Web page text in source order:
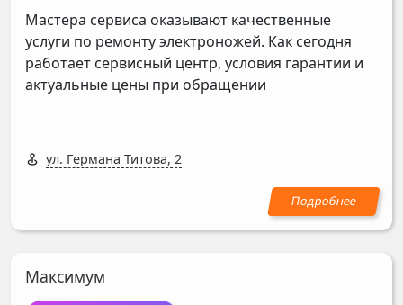
Мастера сервиса оказывают качественные
услуги по ремонту электроножей. Как сегодня
работает сервисный центр, условия гарантии и
актуальные цены при обращении
ул. Германа Титова, 2
Максимум